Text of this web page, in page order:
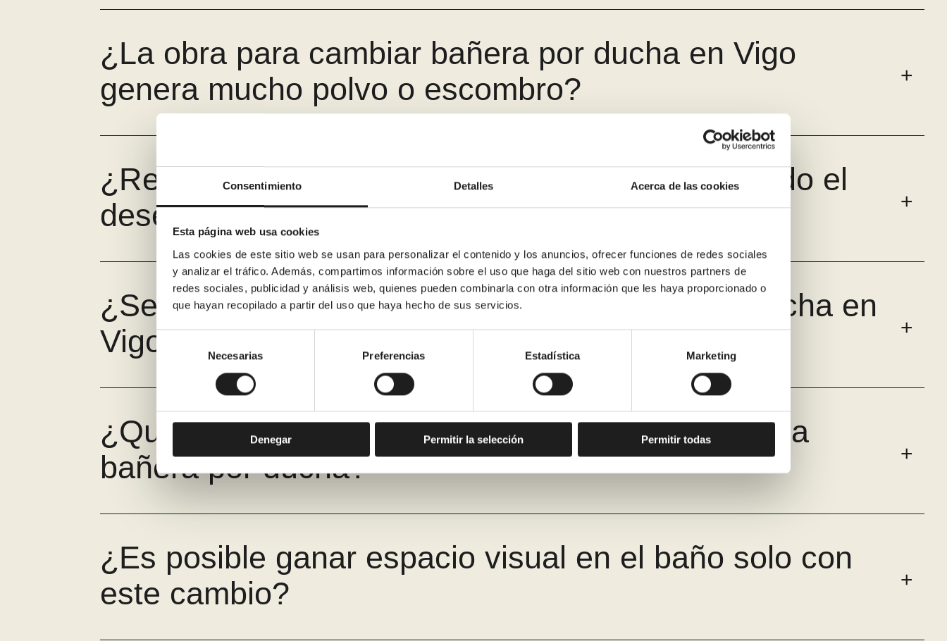
Consentimiento Detalles Acerca de las cookies
Esta página web usa cookies
Las cookies de este sitio web se usan para personalizar el contenido y los anuncios, ofrecer funciones de redes sociales
y analizar el tráfico. Además, compartimos información sobre el uso que haga del sitio web con nuestros partners de
redes sociales, publicidad y análisis web, quienes pueden combinarla con otra información que les haya proporcionado o
que hayan recopilado a partir del uso que haya hecho de sus servicios.
Selección
de
consentimiento
Necesarias Preferencias Estadística Marketing
Denegar Permitir la selección Permitir todas
¿La obra para cambiar bañera por ducha en Vigo
genera mucho polvo o escombro?
¿Retiráis la bañera antigua y os encargáis de todo el
desescombro?
¿Se puede financiar el cambio de bañera por ducha en
Vigo?
¿Qué garantía ofrece Renoveduch al cambiar una
bañera por ducha?
¿Es posible ganar espacio visual en el baño solo con
este cambio?